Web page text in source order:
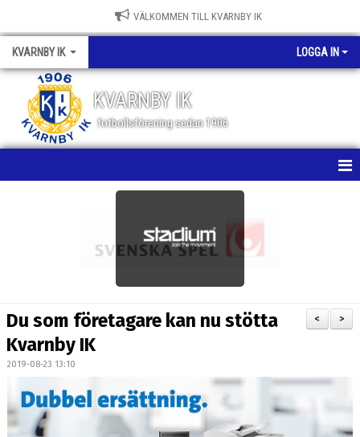
VÄLKOMMEN TILL KVARNBY IK
KVARNBY IK LOGGA IN
KVARNBY IK
fotbollsförening sedan 1906
BILDGALLERI
MEDLEMSKAP
>
<
Du som företagare kan nu stötta
Kvarnby IK
2019-08-23 13:10